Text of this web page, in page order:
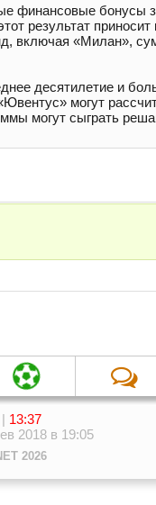
финансовые бонусы
результат
включая «Милан»,
десятилетие и
могут
могут сыграть
13:37
2018 в 19:05
2026